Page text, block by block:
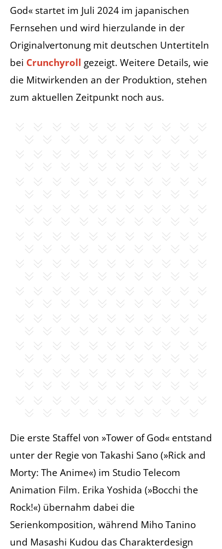
God« startet im Juli 2024 im japanischen
Fernsehen und wird hierzulande in der
Originalvertonung mit deutschen Untertiteln
bei Crunchyroll gezeigt. Weitere Details, wie
die Mitwirkenden an der Produktion, stehen
zum aktuellen Zeitpunkt noch aus.
Die erste Staffel von »Tower of God« entstand
unter der Regie von Takashi Sano (»Rick and
Morty: The Anime«) im Studio Telecom
Animation Film. Erika Yoshida (»Bocchi the
Rock!«) übernahm dabei die
Serienkomposition, während Miho Tanino
und Masashi Kudou das Charakterdesign